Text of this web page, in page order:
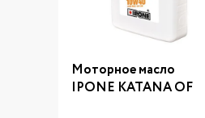
Моторное масло
IPONE KATANA OF